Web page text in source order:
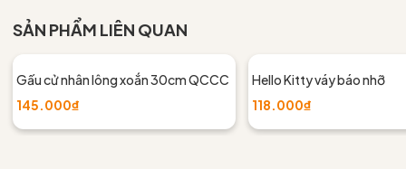
SẢN PHẨM LIÊN QUAN
Gấu cử nhân lông xoắn 30cm QCCC
145.000₫
Hello Kitty váy báo nhỡ
118.000₫